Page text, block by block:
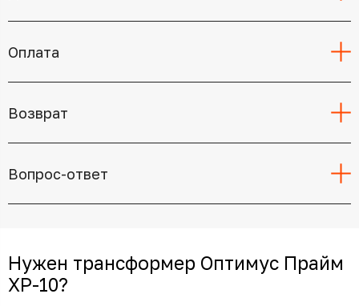
Оплата
Возврат
Вопрос-ответ
Нужен трансформер Оптимус Прайм
XP-10?